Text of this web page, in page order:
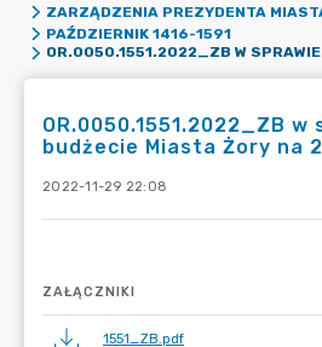
ZARZĄDZENIA PREZYDENTA
PAŹDZIERNIK 1416-1591
OR.0050.1551.2022_ZB
budżecie Miasta Żory na
2022-11-29 22:08
ZAŁĄCZNIKI
1551_ZB.pdf